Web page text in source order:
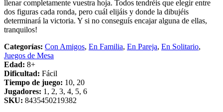
llenar completamente vuestra hoja. Todos tendréis que elegir entre
dos figuras cada ronda, pero cuál elijáis y donde la dibujéis
determinará la victoria. Y si no conseguís encajar alguna de ellas,
tranquilos!
Categorías: Con Amigos, En Familia, En Pareja, En Solitario,
Juegos de Mesa
Edad: 8+
Dificultad: Fácil
Tiempo de juego: 10, 20
Jugadores: 1, 2, 3, 4, 5, 6
SKU: 8435450219382